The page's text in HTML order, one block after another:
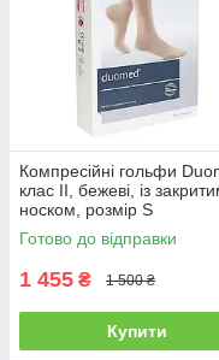
Компресійні гольфи
клас II, бежеві, із
носком, розмір S
(V240002000)
Готово до відправки
1 455 ₴ 1 500 ₴
Купити